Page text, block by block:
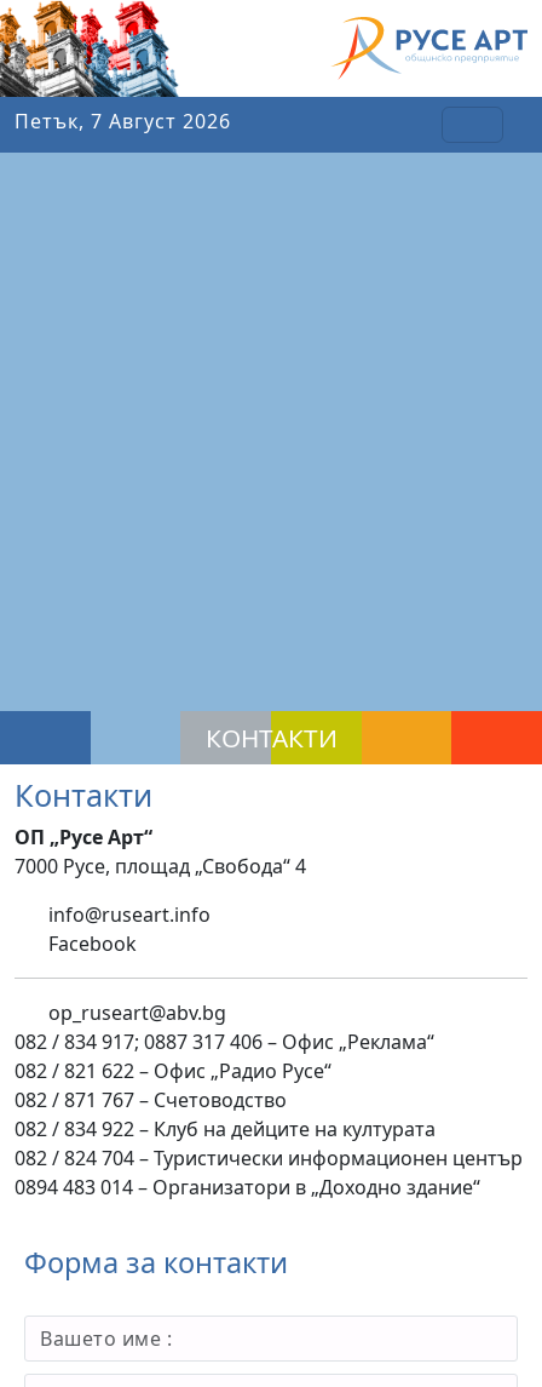
Петък, 7 Август 2026
КОНТАКТИ
Контакти
ОП „Русе Арт“
7000 Русе, площад „Свобода“ 4
info@ruseart.info
Facebook
op_ruseart@abv.bg
082 / 834 917; 0887 317 406 – Офис „Реклама“
082 / 821 622 – Офис „Радио Русе“
082 / 871 767 – Счетоводство
082 / 834 922 – Клуб на дейците на културата
082 / 824 704 – Туристически информационен център
0894 483 014 – Организатори в „Доходно здание“
Форма за контакти